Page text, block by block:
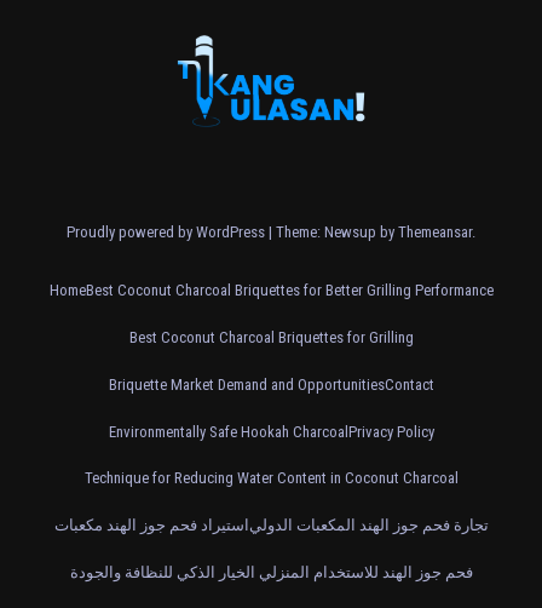
Proudly powered by WordPress | Theme: Newsup by Themeansar.
HomeBest Coconut Charcoal Briquettes for Better Grilling Performance
Best Coconut Charcoal Briquettes for Grilling
Briquette Market Demand and OpportunitiesContact
Environmentally Safe Hookah CharcoalPrivacy Policy
Technique for Reducing Water Content in Coconut Charcoal
استيراد فحم جوز الهند مكعبات تجارة فحم جوز الهند المكعبات الدولي
فحم جوز الهند للاستخدام المنزلي الخيار الذكي للنظافة والجودة